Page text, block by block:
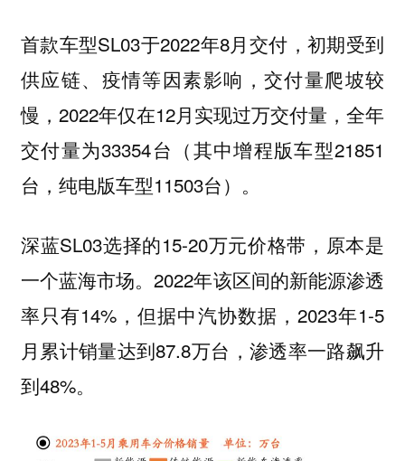
首款车型SL03于2022年8月交付，初期受到
供应链、疫情等因素影响，交付量爬坡较
慢，2022年仅在12月实现过万交付量，全年
交付量为33354台（其中增程版车型21851
台，纯电版车型11503台）。
深蓝SL03选择的15-20万元价格带，原本是
一个蓝海市场。2022年该区间的新能源渗透
率只有14%，但据中汽协数据，2023年1-5
月累计销量达到87.8万台，渗透率一路飙升
到48%。